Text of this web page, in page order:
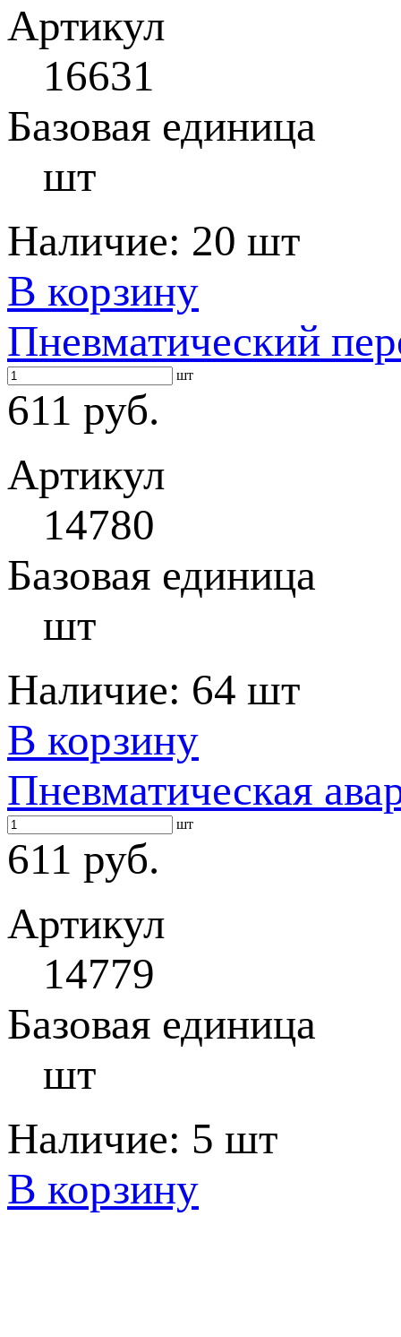
Артикул
16631
Базовая единица
шт
Наличие: 20 шт
В корзину
Пневматический
шт
611 руб.
Артикул
14780
Базовая единица
шт
Наличие: 64 шт
В корзину
Пневматическая
шт
611 руб.
Артикул
14779
Базовая единица
шт
Наличие: 5 шт
В корзину